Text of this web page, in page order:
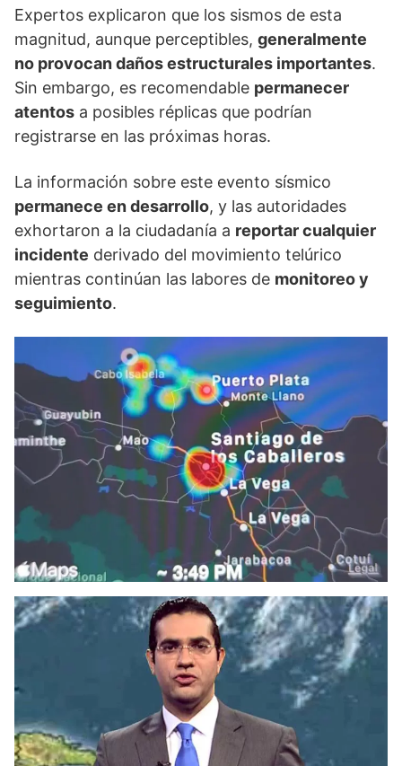
Expertos explicaron que los sismos de esta
magnitud, aunque perceptibles, generalmente
no provocan daños estructurales importantes.
Sin embargo, es recomendable permanecer
atentos a posibles réplicas que podrían
registrarse en las próximas horas.
La información sobre este evento sísmico
permanece en desarrollo, y las autoridades
exhortaron a la ciudadanía a reportar cualquier
incidente derivado del movimiento telúrico
mientras continúan las labores de monitoreo y
seguimiento.